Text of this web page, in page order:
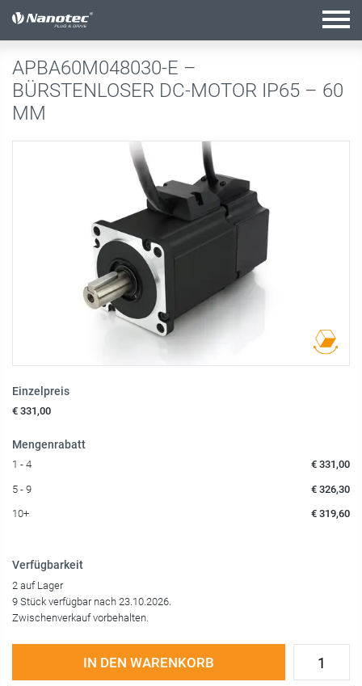
Aktive Kombination
APBA60M048030-E –
BÜRSTENLOSER DC-MOTOR IP65 – 60
MM
Einzelpreis
€ 331,00
Mengenrabatt
1 - 4 € 331,00
5 - 9 € 326,30
10+ € 319,60
Verfügbarkeit
2 auf Lager
9 Stück verfügbar nach 23.10.2026.
Zwischenverkauf vorbehalten.
IN DEN WARENKORB